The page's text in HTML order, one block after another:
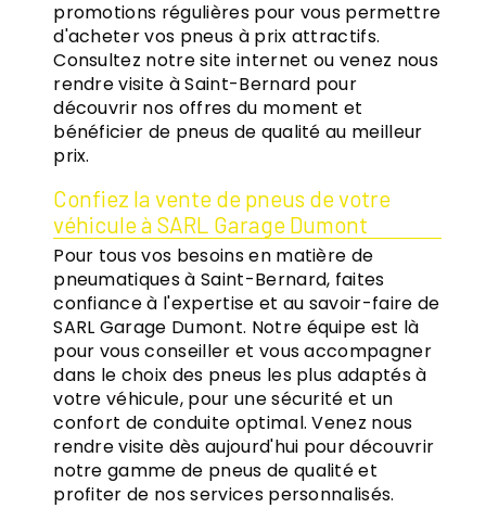
promotions régulières pour vous permettre
d'acheter vos pneus à prix attractifs.
Consultez notre site internet ou venez nous
rendre visite à Saint-Bernard pour
découvrir nos offres du moment et
bénéficier de pneus de qualité au meilleur
prix.
Confiez la vente de pneus de votre
véhicule à SARL Garage Dumont
Pour tous vos besoins en matière de
pneumatiques à Saint-Bernard, faites
confiance à l'expertise et au savoir-faire de
SARL Garage Dumont. Notre équipe est là
pour vous conseiller et vous accompagner
dans le choix des pneus les plus adaptés à
votre véhicule, pour une sécurité et un
confort de conduite optimal. Venez nous
rendre visite dès aujourd'hui pour découvrir
notre gamme de pneus de qualité et
profiter de nos services personnalisés.